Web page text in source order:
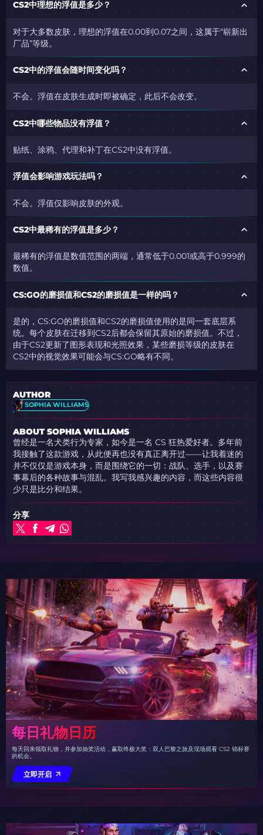
CS2中理想的浮值是多少？
对于大多数皮肤，理想的浮值在0.00到0.07之间，这属于“崭新出
厂品”等级。
CS2中的浮值会随时间变化吗？
不会。浮值在皮肤生成时即被确定，此后不会改变。
CS2中哪些物品没有浮值？
贴纸、涂鸦、代理和补丁在CS2中没有浮值。
浮值会影响游戏玩法吗？
不会。浮值仅影响皮肤的外观。
CS2中最稀有的浮值是多少？
最稀有的浮值是数值范围的两端，通常低于0.001或高于0.999的
数值。
CS:GO的磨损值和CS2的磨损值是一样的吗？
是的，CS:GO的磨损值和CS2的磨损值使用的是同一套底层系
统。每个皮肤在迁移到CS2后都会保留其原始的磨损值。不过，
由于CS2更新了图形表现和光照效果，某些磨损等级的皮肤在
CS2中的视觉效果可能会与CS:GO略有不同。
AUTHOR
SOPHIA WILLIAMS
ABOUT SOPHIA WILLIAMS
曾经是一名犬类行为专家，如今是一名 CS 狂热爱好者。多年前
我接触了这款游戏，从此便再也没有真正离开过——让我着迷的
并不仅仅是游戏本身，而是围绕它的一切：战队、选手，以及赛
事幕后的各种故事与混乱。我写我感兴趣的内容，而这些内容很
少只是比分和结果。
分享
每日礼物日历
每天回来领取礼物，并参加抽奖活动，赢取终极大奖：双人巴黎之旅及现场观看 CS2 锦标赛
的机会。
立即开启